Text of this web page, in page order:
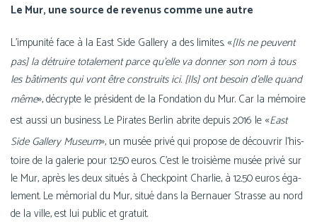
Le Mur, une source de reve­nus comme une autre
L’impunité face à la East Side Gallery a des limites. «[Ils ne peuvent
pas] la détruire tota­le­ment parce qu’elle va don­ner son nom à tous
les bâti­ments qui vont être construits ici. [Ils] ont besoin d’elle quand
même», décrypte le pré­sident de la Fondation du Mur. Car la mémoire
est aus­si un busi­ness. Le Pirates Berlin abrite depuis 2016 le «East
Side Gallery Museum», un musée pri­vé qui pro­pose de décou­vrir l’his­
toire de la gale­rie pour 12.50 euros. C’est le troi­sième musée pri­vé sur
le Mur, après les deux situés à Checkpoint Charlie, à 12.50 euros éga­
le­ment. Le mémo­rial du Mur, situé dans la Bernauer Strasse au nord
de la ville, est lui public et gratuit.